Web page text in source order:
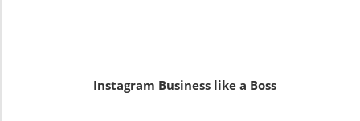
Instagram Business like a Boss